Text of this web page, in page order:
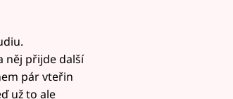
něj přijde další
pár vteřin
už to ale